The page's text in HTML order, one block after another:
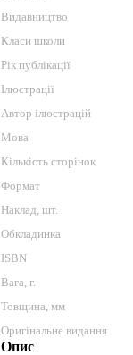
Видавництво
Класи школи
Рік публікації
Ілюстрації
Автор ілюстрацій
Мова
Кількість сторінок
Формат
Наклад, шт.
Обкладинка
ISBN
Вага, г.
Товщина, мм
Оригінальне видання
Опис